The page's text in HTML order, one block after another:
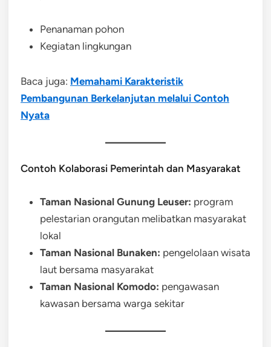
Penanaman pohon
Kegiatan lingkungan
Baca juga: Memahami Karakteristik
Pembangunan Berkelanjutan melalui Contoh
Nyata
Contoh Kolaborasi Pemerintah dan Masyarakat
Taman Nasional Gunung Leuser: program
pelestarian orangutan melibatkan masyarakat
lokal
Taman Nasional Bunaken: pengelolaan wisata
laut bersama masyarakat
Taman Nasional Komodo: pengawasan
kawasan bersama warga sekitar